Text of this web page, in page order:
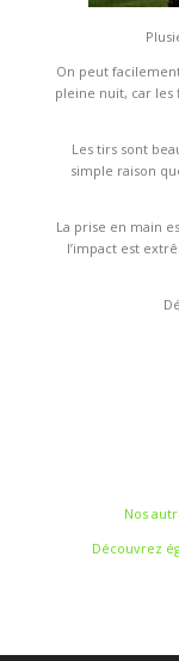
On peut
pleine nuit, car les
Les tirs sont
simple raison
La prise en main
l’impact est
Nos
Découvrez